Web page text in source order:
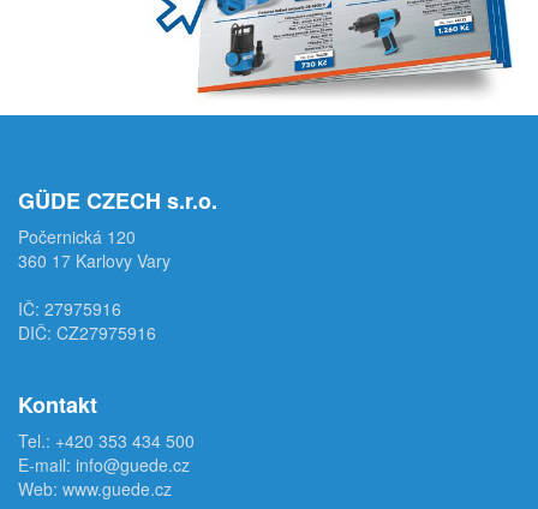
GÜDE CZECH s.r.o.
Počernická 120
360 17 Karlovy Vary
IČ: 27975916
DIČ: CZ27975916
Kontakt
Tel.: +420 353 434 500
E-mail: info@guede.cz
Web: www.guede.cz